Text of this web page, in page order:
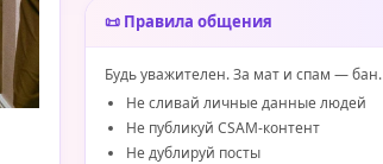
📜 Правила общения
Будь уважителен. За мат и спам — бан.
Не сливай личные данные людей
Не публикуй CSAM-контент
Не дублируй посты